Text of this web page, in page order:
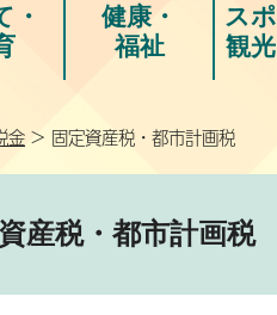
・
健康・
福祉
ス
観
金 > 固定資産税・都市計画税
産税・都市計画税